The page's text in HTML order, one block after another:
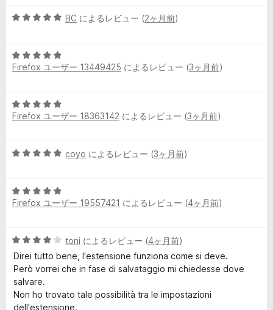
5
価
5
中
5
価
BC によるレビュー (2ヶ月前)
5
段
5
の
Firefox ユーザー 13449425 によるレビュー (3ヶ月前)
5
段
5
価
Firefox ユーザー 18363142 によるレビュー (3ヶ月前)
5
中
5
価
coyo によるレビュー (3ヶ月前)
5
段
5
の
評
価
Firefox ユーザー 19557421 によるレビュー (4ヶ月前)
5
段
階
中
4
の
toni によるレビュー (4ヶ月前)
Direi tutto bene, l'estensione funziona come si deve.
Però vorrei che in fase di salvataggio mi chiedesse dove
salvare.
Non ho trovato tale possibilità tra le impostazioni
dell'estensione.